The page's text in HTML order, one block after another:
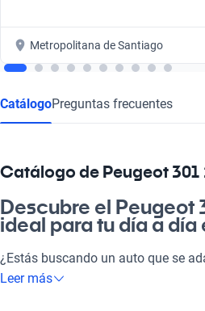
Metropolitana de Santiago
CatálogoPreguntas frecuentes
Catálogo de Peugeot 301
Descubre el Peugeot
ideal para tu día a día
¿Estás buscando un auto que se
necesidades de trabajo como a los
Leer más